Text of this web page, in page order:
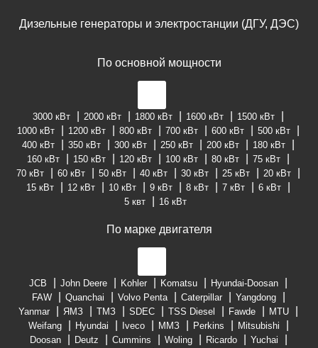
Дизельные генераторы и электростанции (ДГУ, ДЭС)
По основной мощности
3000 кВт 2000 кВт 1800 кВт 1600 кВт
1500 кВт
1000 кВт
1200 кВт 800 кВт 700 кВт 600 кВт
500 кВт
400 кВт
350 кВт 300 кВт 250 кВт 200 кВт
180 кВт
160 кВт
150 кВт 120 кВт 100 кВт 80 кВт
75 кВт
70 кВт
60 кВт 50 кВт 40 кВт 30 кВт 25 кВт
20 кВт
15 кВт
12 кВт 10 кВт 9 кВт 8 кВт 7 кВт
6 кВт
5 квт
16 кВт
По марке двигателя
JCB John Deere Kohler Komatsu
Hyundai-Doosan
FAW
Quanchai Volvo Penta Caterpillar
Yangdong
Yanmar
ЯМЗ ТМЗ SDEC TSS Diesel Fawde
MTU
Weifang
Hyundai Iveco ММЗ Perkins
Mitsubishi
Doosan
Deutz Cummins Woling Ricardo
Yuchai